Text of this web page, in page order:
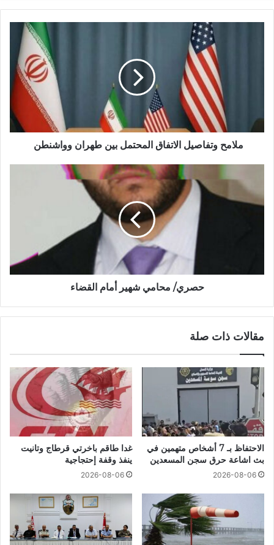
ملامح وتفاصيل الاتفاق المحتمل بين طهران وواشنطن
حصري/ محامي شهير أمام القضاء
مقالات ذات صلة
الاحتفاظ بـ 7 أشخاص متهمين في
بث اشاعة حرق سجن المسعدين
2026-08-06
غدا طاقم باخرتي قرطاج وتانيت
ينفذ وقفة إحتجاجية
2026-08-06